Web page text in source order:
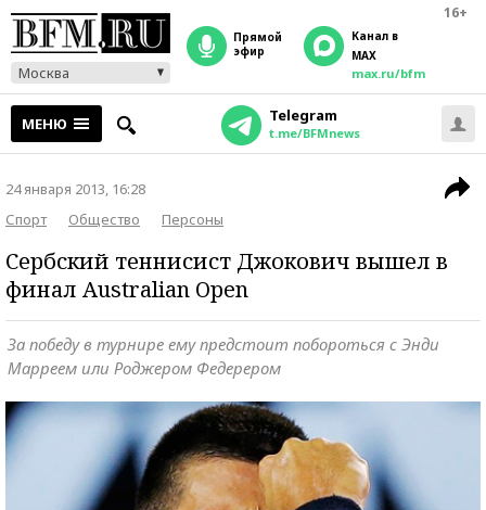
16+
Москва
прямой
эфир
Канал в
MAX
max.ru/bfm
МЕНЮ Telegram
t.me/BFMnews
24 января 2013, 16:28
Спорт
Общество Персоны
Сербский теннисист Джокович вышел в
финал Australian Open
За победу в турнире ему предстоит побороться с Энди
Марреем или Роджером Федерером